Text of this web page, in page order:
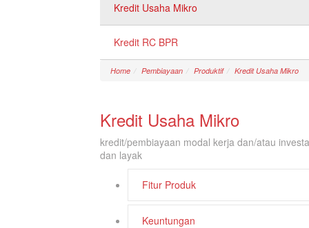
Kredit Usaha Mikro
Kredit RC BPR
Home Pembiayaan Produktif Kredit Usaha Mikro
Kredit Usaha Mikro
kredit/pembiayaan modal kerja dan/atau
dan layak
Fitur Produk
Keuntungan